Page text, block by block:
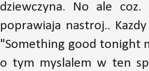
dziewczyna. No ale
poprawiaja nastroj..
"Something good tonight
o tym myslalem w ten